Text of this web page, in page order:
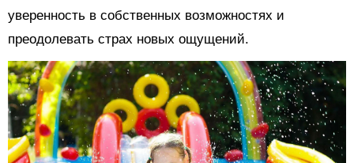
уверенность в собственных возможностях и
преодолевать страх новых ощущений.